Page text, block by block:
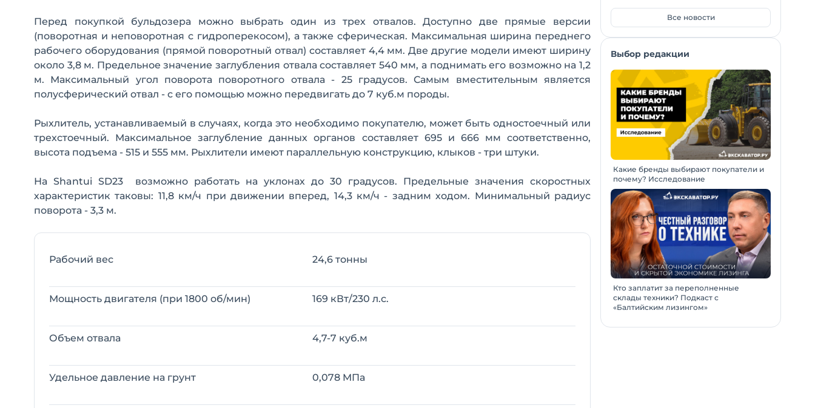
Перед покупкой бульдозера можно выбрать один из трех отвалов. Доступно две прямые версии
(поворотная и неповоротная с гидроперекосом), а также сферическая. Максимальная ширина переднего
рабочего оборудования (прямой поворотный отвал) составляет 4,4 мм. Две другие модели имеют ширину
около 3,8 м. Предельное значение заглубления отвала составляет 540 мм, а поднимать его возможно на 1,2
м. Максимальный угол поворота поворотного отвала - 25 градусов. Самым вместительным является
полусферический отвал - с его помощью можно передвигать до 7 куб.м породы.
Рыхлитель, устанавливаемый в случаях, когда это необходимо покупателю, может быть одностоечный или
трехстоечный. Максимальное заглубление данных органов составляет 695 и 666 мм соответственно,
высота подъема - 515 и 555 мм. Рыхлители имеют параллельную конструкцию, клыков - три штуки.
На Shantui SD23 возможно работать на уклонах до 30 градусов. Предельные значения скоростных
характеристик таковы: 11,8 км/ч при движении вперед, 14,3 км/ч - задним ходом. Минимальный радиус
поворота - 3,3 м.
Рабочий вес 24,6 тонны
Мощность двигателя (при 1800 об/мин) 169 кВт/230 л.с.
Объем отвала 4,7-7 куб.м
Удельное давление на грунт 0,078 MПа
Все новости
Выбор редакции
Какие бренды выбирают покупатели и
почему? Исследование
Кто заплатит за переполненные
склады техники? Подкаст с
«Балтийским лизингом»